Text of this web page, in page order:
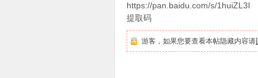
https://pan.baidu.com/s/1huiZL3I
提取码
游客，如果您要查看本帖隐藏内容请